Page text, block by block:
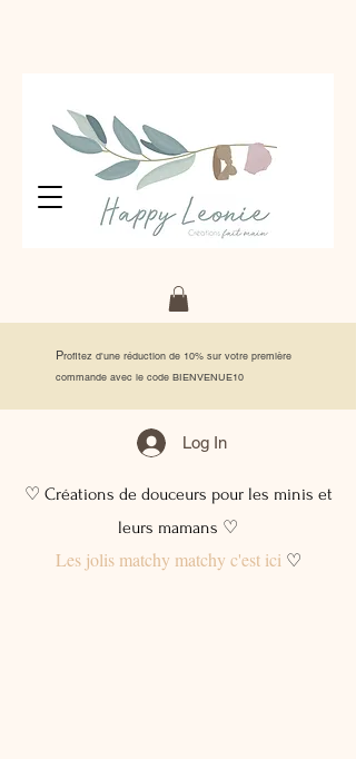
Profitez d'une réduction de 10% sur votre première
commande avec le code BIENVENUE10
Log In
♡ Créations de douceurs pour les minis et
leurs mamans ♡
Les jolis matchy matchy c'est ici♡